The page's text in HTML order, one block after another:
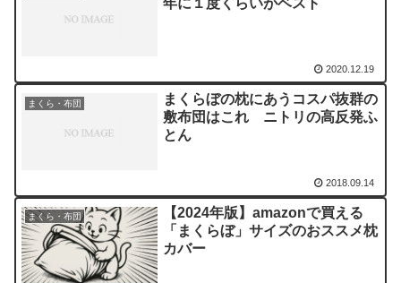
年に１度くらいがベスト
2020.12.19
まくら・布団
まくらぼの枕にあうコスパ抜群の
敷布団はこれ ニトリの高反発ふ
とん
2018.09.14
まくら・布団
【2024年版】amazonで買える
「まくらぼ」サイズのおススメ枕
カバー